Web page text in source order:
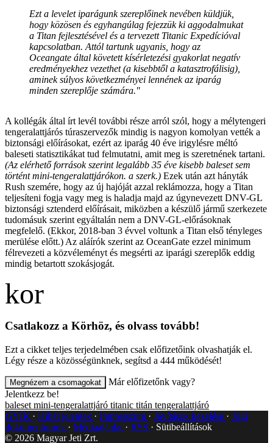
Ezt a levelet iparágunk szereplőinek nevében küldjük,
hogy közösen és egyhangúlag fejezzük ki aggodalmukat
a Titan fejlesztésével és a tervezett Titanic Expedícióval
kapcsolatban. Attól tartunk ugyanis, hogy az
Oceangate által követett kísérletezési gyakorlat negatív
eredményekhez vezethet (a kisebbtől a katasztrofálisig),
aminek súlyos következményei lennének az iparág
minden szereplője számára."
A kollégák által írt levél további része arról szól, hogy a mélytengeri
tengeralattjárós túraszervezők mindig is nagyon komolyan vették a
biztonsági előírásokat, ezért az iparág 40 éve irigylésre méltó
baleseti statisztikákat tud felmutatni, amit meg is szeretnének tartani.
(Az elérhető források szerint legalább 35 éve kisebb baleset sem
történt mini-tengeralattjárókon. a szerk.) Ezek után azt hányták
Rush szemére, hogy az új hajóját azzal reklámozza, hogy a Titan
teljesíteni fogja vagy meg is haladja majd az úgynevezett DNV-GL
biztonsági sztenderd előírásait, miközben a készülő jármű szerkezete
tudomásuk szerint egyáltalán nem a DNV-GL-előrásoknak
megfelelő. (Ekkor, 2018-ban 3 évvel voltunk a Titan első tényleges
merülése előtt.) Az aláírók szerint az OceanGate ezzel minimum
félrevezeti a közvéleményt és megsérti az iparági szereplők eddig
mindig betartott szokásjogát.
Csatlakozz a Körhöz, és olvass tovább!
Ezt a cikket teljes terjedelmében csak előfizetőink olvashatják el.
Légy része a közösségünknek, segítsd a 444 működését!
Megnézem a csomagokat
Már előfizetőnk vagy?
Jelentkezz be!
baleset mini-tengeralattjáró titanic titán tengeralattjáró
GYIK
Hibát jelentek Impresszum Javítások kezelése
Jogi
dokumentumok
Médiaajánlat RSS
Sütibeállítások
© 2026 Magyar Jeti Zrt.